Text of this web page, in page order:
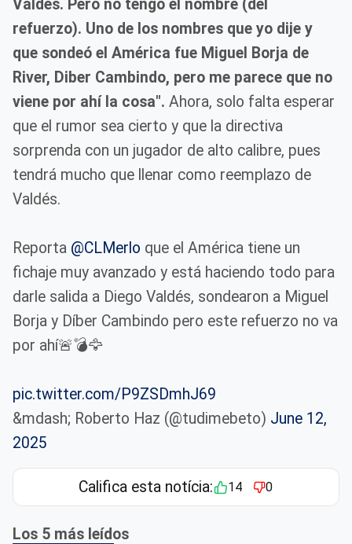
Valdés. Pero no tengo el nombre (del
refuerzo). Uno de los nombres que yo dije y
que sondeó el América fue Miguel Borja de
River, Diber Cambindo, pero me parece que no
viene por ahí la cosa". Ahora, solo falta esperar
que el rumor sea cierto y que la directiva
sorprenda con un jugador de alto calibre, pues
tendrá mucho que llenar como reemplazo de
Valdés.
Reporta @CLMerlo que el América tiene un
fichaje muy avanzado y está haciendo todo para
darle salida a Diego Valdés, sondearon a Miguel
Borja y Díber Cambindo pero este refuerzo no va
por ahí🚨💣🦅
pic.twitter.com/P9ZSDmhJ69
&mdash; Roberto Haz (@tudimebeto) June 12,
2025
Califica esta notícia: 14 0
Los 5 más leídos